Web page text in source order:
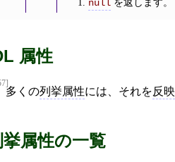
nullを返します。
属性
多くの列挙属性には、それを反映
属性の一覧